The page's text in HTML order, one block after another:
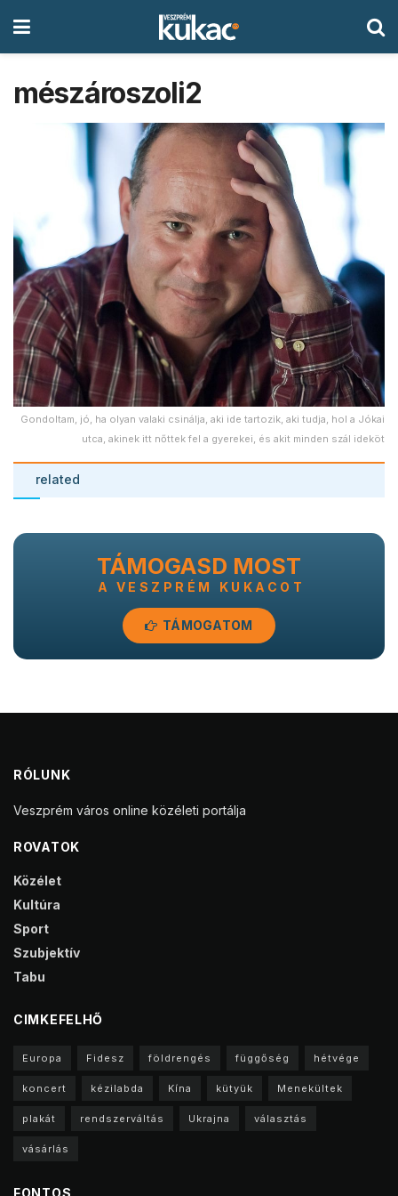
mészároszoli2
Gondoltam, jó, ha olyan valaki csinálja, aki ide tartozik, aki tudja, hol a Jókai
utca, akinek itt nőttek fel a gyerekei, és akit minden szál ideköt
related
TÁMOGASD MOST
A VESZPRÉM KUKACOT
TÁMOGATOM
RÓLUNK
Veszprém város online közéleti portálja
ROVATOK
Közélet
Kultúra
Sport
Szubjektív
Tabu
CIMKEFELHŐ
Europa Fidesz földrengés függőség hétvége
koncert kézilabda Kína kütyük Menekültek
plakát rendszerváltás Ukrajna választás
vásárlás